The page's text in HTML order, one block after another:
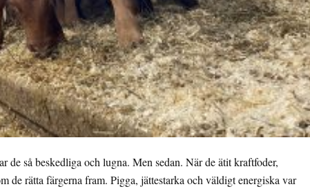
de så beskedliga och lugna. Men sedan. När de ätit kraftfoder,
de rätta färgerna fram. Pigga, jättestarka och väldigt energiska var